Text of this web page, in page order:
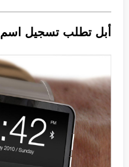
أبل تطلب تسجيل اسم iWatch